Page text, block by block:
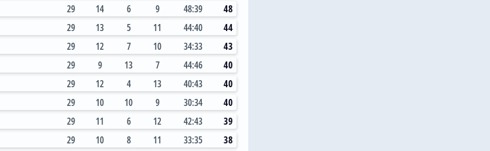
29 14 6 9 48:39
48
29 13 5 11 44:40
44
29 12 7 10 34:33
43
29 9 13 7 44:46
40
29 12 4 13 40:43
40
29 10 10 9 30:34
40
29 11 6 12 42:43
39
29 10 8 11 33:35
38